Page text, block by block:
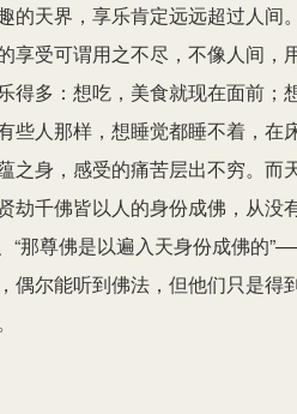
的天界，享乐肯定远远超过人间
享受可谓用之不尽，不像人间，
得多：想吃，美食就现在面前；
些人那样，想睡觉都睡不着，在
身，感受的痛苦层出不穷。而
千佛皆以人的身份成佛，从没
“那尊佛是以遍入天身份成佛的
偶尔能听到佛法，但他们只是得